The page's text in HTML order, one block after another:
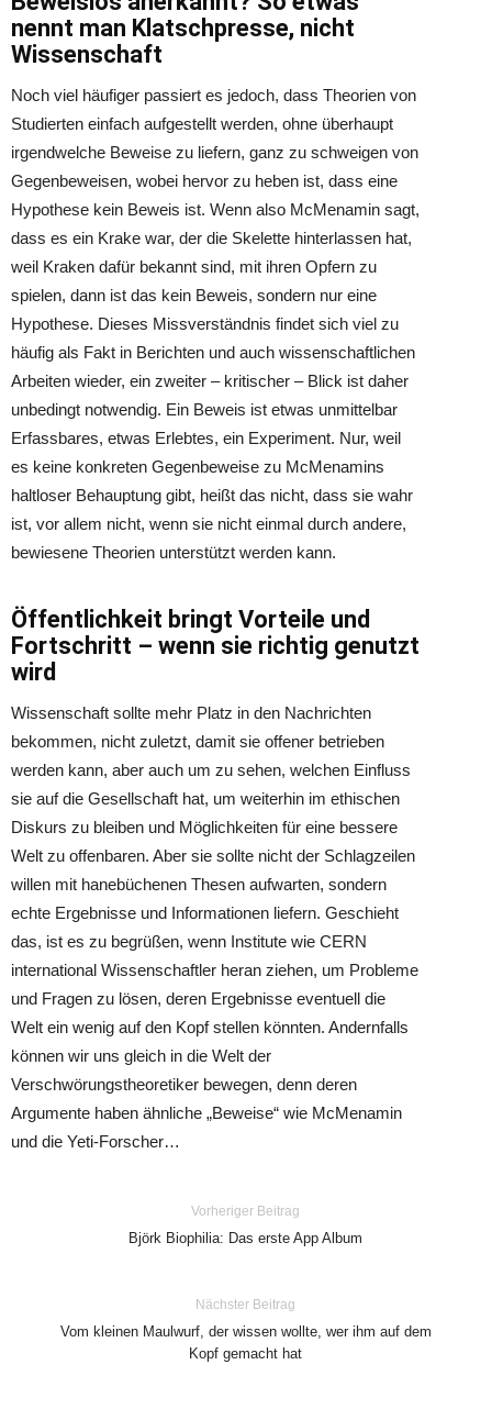
nennt man Klatschpresse, nicht
Wissenschaft
Noch viel häufiger passiert es jedoch, dass Theorien von
Studierten einfach aufgestellt werden, ohne überhaupt
irgendwelche Beweise zu liefern, ganz zu schweigen von
Gegenbeweisen, wobei hervor zu heben ist, dass eine
Hypothese kein Beweis ist. Wenn also McMenamin sagt,
dass es ein Krake war, der die Skelette hinterlassen hat,
weil Kraken dafür bekannt sind, mit ihren Opfern zu
spielen, dann ist das kein Beweis, sondern nur eine
Hypothese. Dieses Missverständnis findet sich viel zu
häufig als Fakt in Berichten und auch wissenschaftlichen
Arbeiten wieder, ein zweiter – kritischer – Blick ist daher
unbedingt notwendig. Ein Beweis ist etwas unmittelbar
Erfassbares, etwas Erlebtes, ein Experiment. Nur, weil
es keine konkreten Gegenbeweise zu McMenamins
haltloser Behauptung gibt, heißt das nicht, dass sie wahr
ist, vor allem nicht, wenn sie nicht einmal durch andere,
bewiesene Theorien unterstützt werden kann.
Öffentlichkeit bringt Vorteile und
Fortschritt – wenn sie richtig genutzt
wird
Wissenschaft sollte mehr Platz in den Nachrichten
bekommen, nicht zuletzt, damit sie offener betrieben
werden kann, aber auch um zu sehen, welchen Einfluss
sie auf die Gesellschaft hat, um weiterhin im ethischen
Diskurs zu bleiben und Möglichkeiten für eine bessere
Welt zu offenbaren. Aber sie sollte nicht der Schlagzeilen
willen mit hanebüchenen Thesen aufwarten, sondern
echte Ergebnisse und Informationen liefern. Geschieht
das, ist es zu begrüßen, wenn Institute wie CERN
international Wissenschaftler heran ziehen, um Probleme
und Fragen zu lösen, deren Ergebnisse eventuell die
Welt ein wenig auf den Kopf stellen könnten. Andernfalls
können wir uns gleich in die Welt der
Verschwörungstheoretiker bewegen, denn deren
Argumente haben ähnliche „Beweise“ wie McMenamin
und die Yeti-Forscher…
Vorheriger Beitrag
Björk Biophilia: Das erste App Album
Nächster Beitrag
Vom kleinen Maulwurf, der wissen wollte, wer ihm auf dem
Kopf gemacht hat